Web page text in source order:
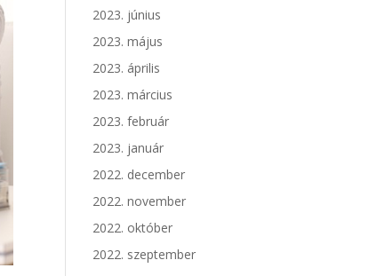
2023. június
2023. május
2023. április
2023. március
2023. február
2023. január
2022. december
2022. november
2022. október
2022. szeptember